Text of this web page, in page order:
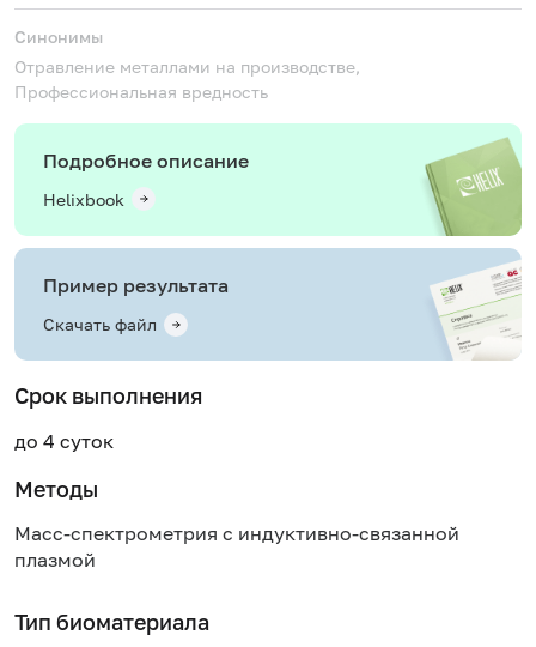
Синонимы
Отравление металлами на производстве,
Профессиональная вредность
Подробное описание
Helixbook
Пример результата
Скачать файл
Срок выполнения
до 4 суток
Методы
Масс-спектрометрия с индуктивно-связанной
плазмой
Тип биоматериала